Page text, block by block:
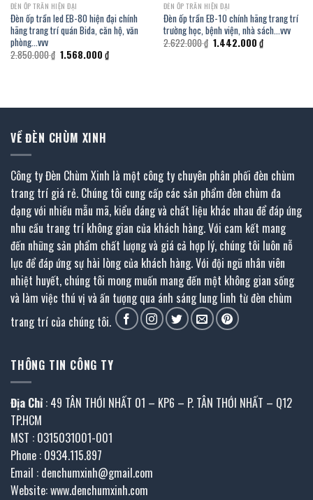
ĐÈN ỐP TRẦN HIỆN ĐẠI
Đèn ốp trần led EB-80 hiện đại chính
hãng trang trí quán Bida, căn hộ, văn
phòng…vvv
2.850.000₫ Giá
gốc
1.568.000 ₫Giá
hiện
ĐÈN ỐP TRẦN HIỆN ĐẠI
Đèn ốp trần EB-10 chính hãng trang trí
trường học, bệnh viện, nhà sách…vvv
2.622.000₫ Giá
gốc
1.442.000 ₫Giá
hiện
VỀ ĐÈN CHÙM XINH
Công ty Đèn Chùm Xinh là một công ty chuyên phân phối đèn chùm
trang trí giá rẻ. Chúng tôi cung cấp các sản phẩm đèn chùm đa
dạng với nhiều mẫu mã, kiểu dáng và chất liệu khác nhau để đáp ứng
nhu cầu trang trí không gian của khách hàng. Với cam kết mang
đến những sản phẩm chất lượng và giá cả hợp lý, chúng tôi luôn nỗ
lực để đáp ứng sự hài lòng của khách hàng. Với đội ngũ nhân viên
nhiệt huyết, chúng tôi mong muốn mang đến một không gian sống
và làm việc thú vị và ấn tượng qua ánh sáng lung linh từ đèn chùm
trang trí của chúng tôi.
THÔNG TIN CÔNG TY
Địa Chỉ : 49 TÂN THỚI NHẤT 01 – KP6 – P. TÂN THỚI NHẤT – Q12
TP.HCM
MST : 0315031001-001
Phone : 0934.115.897
Email : denchumxinh@gmail.com
Website: www.denchumxinh.com